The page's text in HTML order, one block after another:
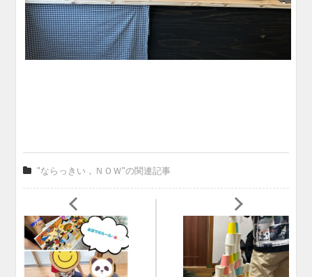
"ならっきい，ＮＯＷ"の関連記事